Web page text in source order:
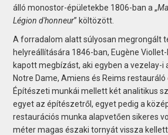
álló monostor-épületekbe 1806-ban a „
Légion d'honneur” költözött.
A forradalom alatt súlyosan megrongált
helyreállítására 1846-ban, Eugène
kapott megbízást, aki egyben a vezelay-i
Notre Dame, Amiens és Reims restauráló
Építészeti munkái mellett két analitikus
egyet az építészetről, egyet pedig a
restaurációs munka alapvetően sikeres
méter magas északi tornyát vissza